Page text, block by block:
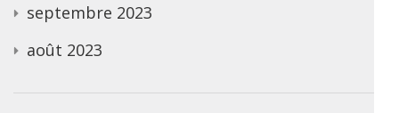
septembre 2023
août 2023